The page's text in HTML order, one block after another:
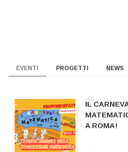
EVENTI PROGETTI NEWS
IL
A ROMA!